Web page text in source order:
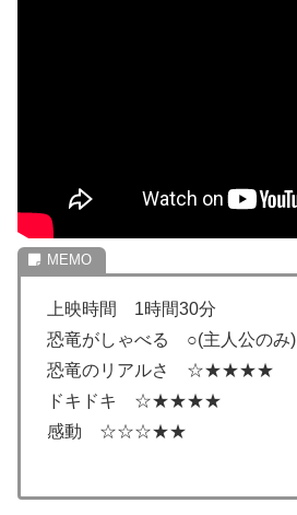
上映時間 1時間30分
恐竜がしゃべる ○(主人公のみ)
恐竜のリアルさ ☆★★★★
ドキドキ ☆★★★★
感動 ☆☆☆★★